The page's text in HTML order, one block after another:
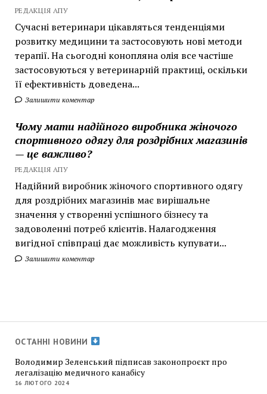
РЕДАКЦІЯ АПУ
Сучасні ветеринари цікавляться тенденціями
розвитку медицини та застосовують нові методи
терапії. На сьогодні конопляна олія все частіше
застосовуються у ветеринарній практиці, оскільки
її ефективність доведена...
Залишити коментар
Чому мати надійного виробника жіночого
спортивного одягу для роздрібних магазинів
— це важливо?
РЕДАКЦІЯ АПУ
Надійний виробник жіночого спортивного одягу
для роздрібних магазинів має вирішальне
значення у створенні успішного бізнесу та
задоволенні потреб клієнтів. Налагодження
вигідної співпраці дає можливість купувати...
Залишити коментар
ОСТАННІ НОВИНИ
Володимир Зеленський підписав законопроєкт про
легалізацію медичного канабісу
16 ЛЮТОГО 2024